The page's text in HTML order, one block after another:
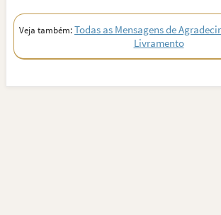
Veja também:Todas as Mensagens de
Livramento